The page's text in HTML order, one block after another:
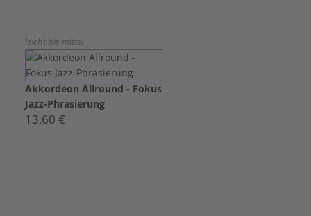
leicht bis mittel
Akkordeon Allround - Fokus
Jazz-Phrasierung
13,60 €